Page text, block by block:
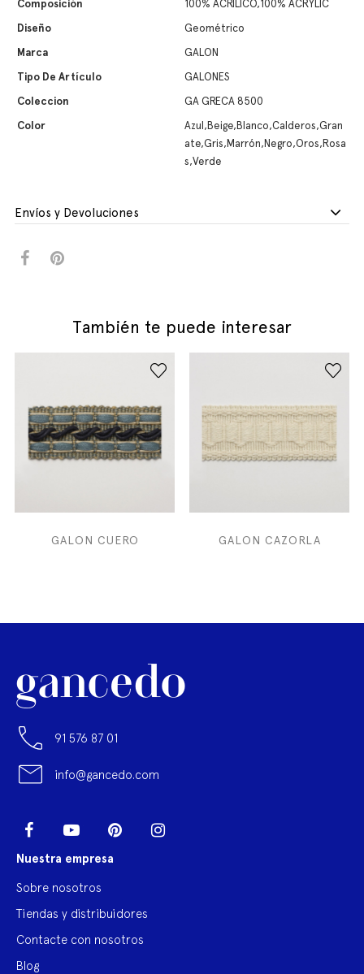
Composición
100% ACRILICO,100% ACRYLIC
Diseño
Geométrico
Marca
GALON
Tipo De Artículo
GALONES
Coleccion
GA GRECA 8500
Color
Azul,Beige,Blanco,Calderos,Gran
ate,Gris,Marrón,Negro,Oros,Rosa
s,Verde
Envíos y Devoluciones
También te puede interesar
GALON CUERO GALON CAZORLA
91 576 87 01
info@gancedo.com
Facebook YouTube Pinterest
Nuestra empresa
Sobre nosotros
Tiendas y distribuidores
Contacte con nosotros
Blog